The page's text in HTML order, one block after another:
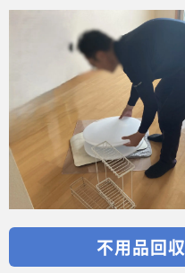
不用品回収